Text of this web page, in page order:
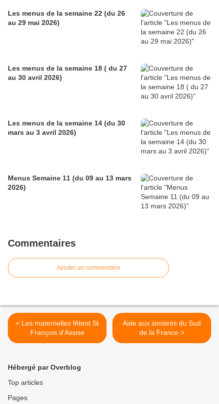
Les menus de la semaine 22 (du 26
au 29 mai 2026)
Les menus de la semaine 18 ( du 27
au 30 avril 2026)
Les menus de la semaine 14 (du 30
mars au 3 avril 2026)
Menus Semaine 11 (du 09 au 13 mars
2026)
Commentaires
Ajouter un commentaire
< Les maternelles fêtent St
François d'Assise
Aide aux sinistrés du Sud
de la France >
Hébergé par Overblog
Top articles
Pages